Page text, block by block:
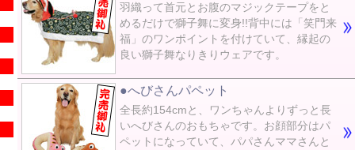
羽織って首元とお腹のマジックテープをと
めるだけで獅子舞に変身!!背中には「笑門来
福」のワンポイントを付けていて、縁起の
良い獅子舞なりきりウェアです。
●へびさんパペット
全長約154cmと、ワンちゃんよりずっと長
いへびさんのおもちゃです。お顔部分はパ
ペットになっていて、パパさんママさんと